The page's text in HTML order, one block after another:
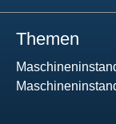
Themen